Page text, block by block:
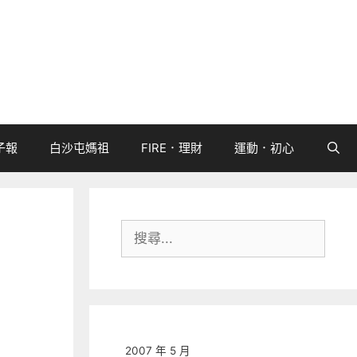
報 白沙屯媽祖 FIRE．理財 運動．初心
尋:
2007 年 5 月